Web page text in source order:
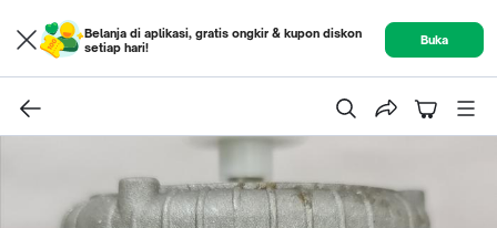
Belanja di aplikasi, gratis ongkir & kupon diskon
setiap hari!
Buka